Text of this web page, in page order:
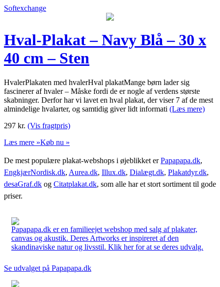
Softexchange
Hval-Plakat – Navy Blå – 30 x
40 cm – Sten
HvalerPlakaten med hvalerHval plakatMange børn lader sig
fascinerer af hvaler – Måske fordi de er nogle af verdens største
skabninger. Derfor har vi lavet en hval plakat, der viser 7 af de mest
almindelige hvalarter, og samtidig giver lidt informati (Læs mere)
297 kr. (Vis fragtpris)
Læs mere »Køb nu »
De mest populære plakat-webshops i øjeblikket erPapapapa.dk,
EngkjærNordisk.dk, Aurea.dk, Illux.dk, Dialægt.dk, Plakatdyr.dk,
desaGraf.dk og Citatplakat.dk, som alle har et stort sortiment til gode
priser.
Papapapa.dk er en familieejet webshop med salg af plakater,
canvas og akustik. Deres Artworks er inspireret af den
skandinaviske natur og livsstil. Klik her for at se deres udvalg.
Se udvalget på Papapapa.dk